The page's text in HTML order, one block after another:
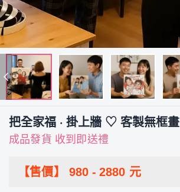
把全家福 · 掛上牆 ♡ 客製無框畫
成品發貨 收到即送禮
【售價】 980 - 2880 元